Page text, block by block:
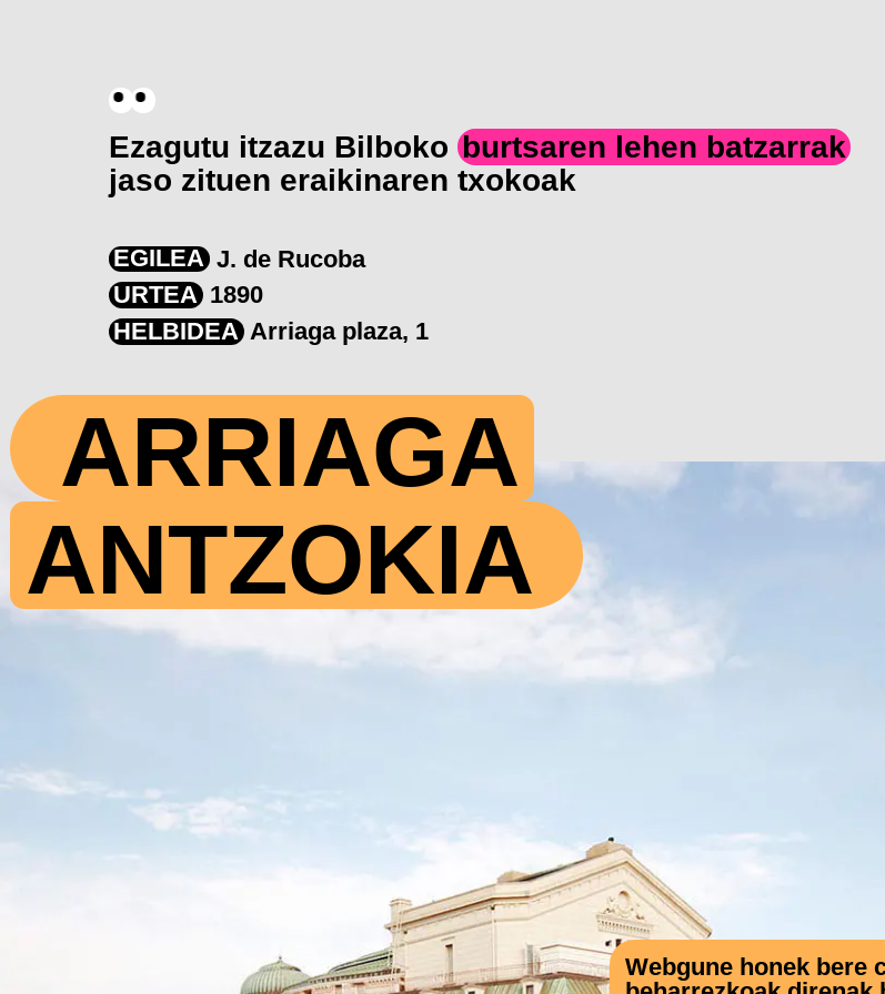
Ezagutu itzazu Bilboko burtsaren lehen batzarrak
jaso zituen eraikinaren txokoak
EGILEAJ. de Rucoba
URTEA1890
HELBIDEAArriaga plaza, 1
ARRIAGA
ANTZOKIA
Webgune honek bere